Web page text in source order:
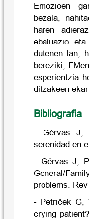
Emozioen
bezala,
haren
ebaluazio
dutenen lan,
bereziki,
esperientzia
ditzakeen
Bibliografia
- Gérvas J,
serenidad en
- Gérvas J,
General/
problems.
- Petriček G,
crying